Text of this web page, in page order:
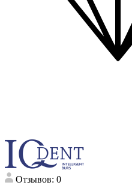
Отзывов: 0